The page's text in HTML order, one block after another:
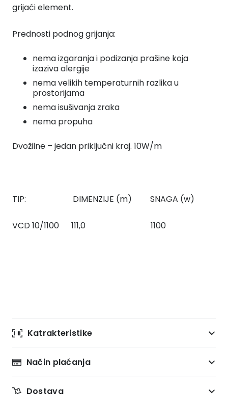
grijaći element.
Prednosti podnog grijanja:
nema izgaranja i podizanja prašine koja
izaziva alergije
nema velikih temperaturnih razlika u
prostorijama
nema isušivanja zraka
nema propuha
Dvožilne – jedan priključni kraj. 10W/m
TIP: DIMENZIJE (m) SNAGA (w)
VCD 10/1100 111,0 1100
Katrakteristike
Način plaćanja
Dostava